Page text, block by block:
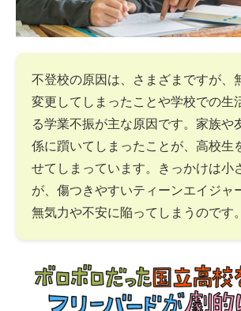
不登校の原因は、さまざまですが、
変更してしまったことや学校での生
る学業不振が主な原因です。家族や
係に躓いてしまったことが、高校生
せてしまっています。きっかけは小
が、傷つきやすいティーンエイジャ
無気力や不安に陥ってしまうのです。